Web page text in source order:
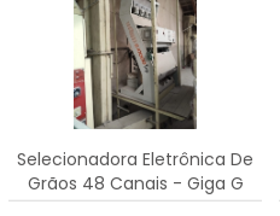
Selecionadora Eletrônica De
Grãos 48 Canais - Giga G
10000